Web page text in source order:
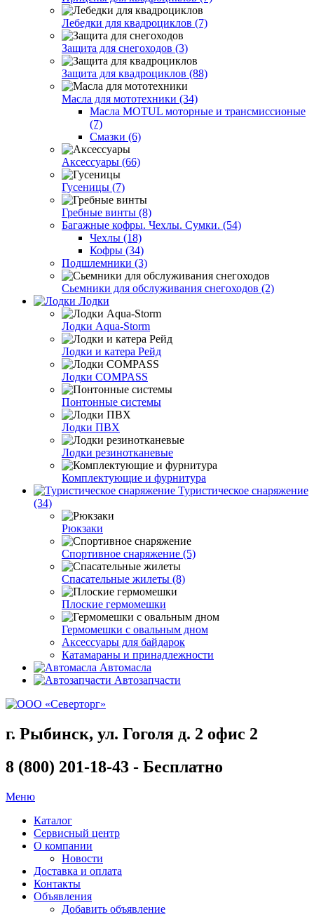
Лебедки для квадроциклов (7)
Защита для снегоходов (3)
Защита для квадроциклов (88)
Масла для мототехники (34)
Масла MOTUL моторные и трансмиссионые
(7)
Смазки (6)
Аксессуары (66)
Гусеницы (7)
Гребные винты (8)
Багажные кофры. Чехлы. Сумки. (54)
Чехлы (18)
Кофры (34)
Подшлемники (3)
Сьемники для обслуживания снегоходов (2)
Лодки
Лодки Aqua-Storm
Лодки и катера Рейд
Лодки COMPASS
Понтонные системы
Лодки ПВХ
Лодки резинотканевые
Комплектующие и фурнитура
Туристическое снаряжение
(34)
Рюкзаки
Спортивное снаряжение (5)
Спасательные жилеты (8)
Плоские гермомешки
Гермомешки с овальным дном
Аксессуары для байдарок
Катамараны и принадлежности
Автомасла
Автозапчасти
г. Рыбинск, ул. Гоголя д. 2 офис 2
8 (800) 201-18-43 - Бесплатно
Меню
Каталог
Сервисный центр
О компании
Новости
Доставка и оплата
Контакты
Объявления
Добавить объявление